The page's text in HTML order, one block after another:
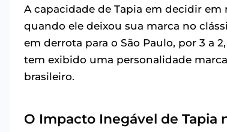
A capacidade de Tapia em decidir
quando ele deixou sua marca no
em derrota para o São Paulo, por 3 a
tem exibido uma personalidade
brasileiro.
O Impacto Inegável de Tapia